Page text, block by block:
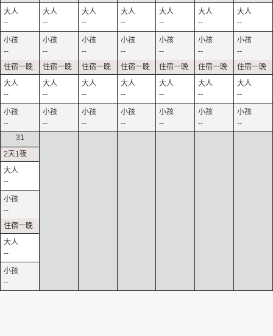
--
--
--
--
--
--
--
--
--
--
--
--
--
--
--
--
--
--
--
--
--
--
--
--
--
--
--
--
31
--
--
--
--